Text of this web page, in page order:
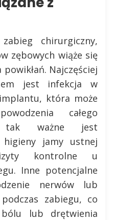
chirurgiczny,
zębowych wiąże się
Najczęściej
jest infekcja w
która może
całego
tak ważne jest
higieny jamy ustnej
kontrolne u
Inne potencjalne
nerwów lub
zabiegu, co
lub drętwienia